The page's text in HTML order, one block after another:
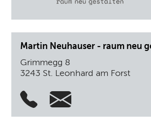
Martin Neuhauser - raum neu
Grimmegg 8
3243 St. Leonhard am Forst